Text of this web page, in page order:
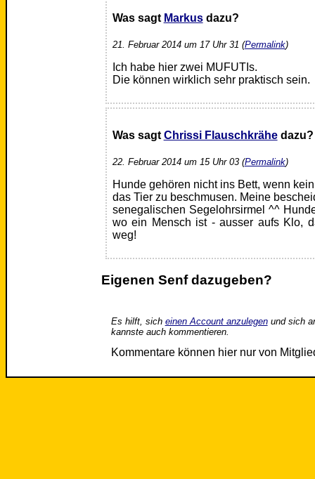
Was sagt Markusdazu?
21. Februar 2014 um 17 Uhr 31 (Permalink)
Ich habe hier zwei MUFUTIs.
Die können wirklich sehr praktisch sein.
Was sagt Chrissi Flauschkrähedazu?
22. Februar 2014 um 15 Uhr 03 (Permalink)
Hunde gehören nicht ins Bett, wenn
das Tier zu beschmusen. Meine
senegalischen Segelohrsirmel ^^
wo ein Mensch ist - ausser aufs Klo,
weg!
Eigenen Senf dazugeben?
Es hilft, sich einen Account anzulegenund sich
kannste auch kommentieren.
Kommentare können hier nur von